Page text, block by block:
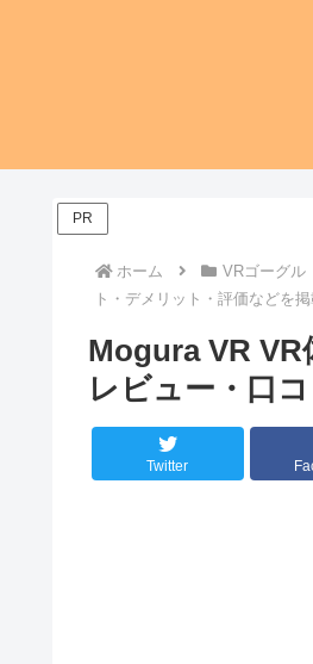
ホーム VRゴーグル
ト・デメリット・評価などを掲
PR
Mogura VR VR
レビュー・口
Twitter